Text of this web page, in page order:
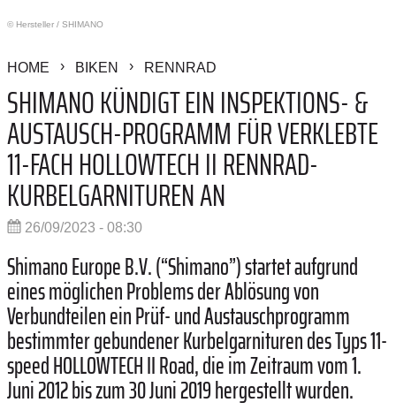
© Hersteller / SHIMANO
HOME BIKEN RENNRAD
SHIMANO KÜNDIGT EIN INSPEKTIONS- &
AUSTAUSCH-PROGRAMM FÜR VERKLEBTE
11-FACH HOLLOWTECH II RENNRAD-
KURBELGARNITUREN AN
26/09/2023 - 08:30
Shimano Europe B.V. (“Shimano”) startet aufgrund
eines möglichen Problems der Ablösung von
Verbundteilen ein Prüf- und Austauschprogramm
bestimmter gebundener Kurbelgarnituren des Typs 11-
speed HOLLOWTECH II Road, die im Zeitraum vom 1.
Juni 2012 bis zum 30 Juni 2019 hergestellt wurden.